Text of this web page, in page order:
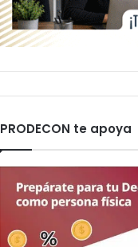
PRODECON te apoya